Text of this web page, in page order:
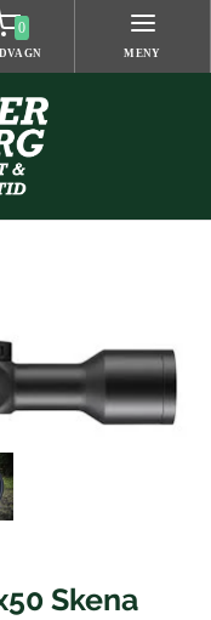
0
MENY
Skena